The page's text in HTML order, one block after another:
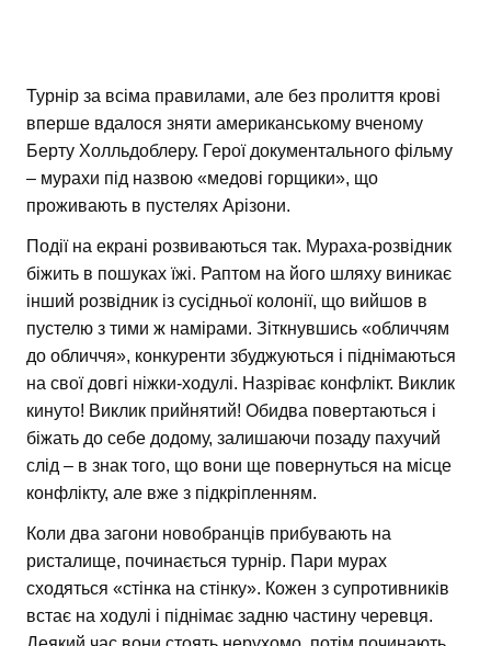
Турнір за всіма правилами, але без пролиття крові
вперше вдалося зняти американському вченому
Берту Холльдоблеру. Герої документального фільму
– мурахи під назвою «медові горщики», що
проживають в пустелях Арізони.
Події на екрані розвиваються так. Мураха-розвідник
біжить в пошуках їжі. Раптом на його шляху виникає
інший розвідник із сусідньої колонії, що вийшов в
пустелю з тими ж намірами. Зіткнувшись «обличчям
до обличчя», конкуренти збуджуються і піднімаються
на свої довгі ніжки-ходулі. Назріває конфлікт. Виклик
кинуто! Виклик прийнятий! Обидва повертаються і
біжать до себе додому, залишаючи позаду пахучий
слід – в знак того, що вони ще повернуться на місце
конфлікту, але вже з підкріпленням.
Коли два загони новобранців прибувають на
ристалище, починається турнір. Пари мурах
сходяться «стінка на стінку». Кожен з супротивників
встає на ходулі і піднімає задню частину черевця.